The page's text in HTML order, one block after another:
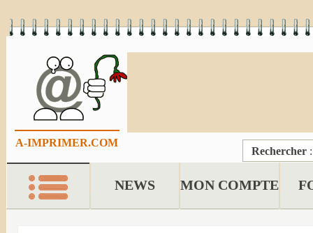
A-IMPRIMER.COM
Rechercher
NEWS MON COMPTE